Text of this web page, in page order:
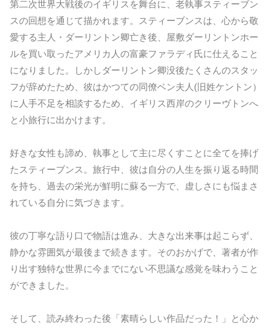
第二次世界大戦後のイギリスを舞台に、老執事スティーブン
スの回想を通じて描かれます。スティーブンスは、心から敬
愛する主人・ダーリントン卿亡き後、屋敷ダーリントンホー
ルを買い取ったアメリカ人の富豪ファラディ氏に仕えること
になりました。しかしダーリントン卿没後たくさんのスタッ
フが辞めたため、彼はかつての同僚ベン夫人(旧姓ケントン）
に人手不足を相談するため、イギリス西岸のクリーヴトンへ
と小旅行に出かけます。
好きな女性も諦め、執事として主に尽くすことに全てを捧げ
たスティーブンス。旅行中、彼は自分の人生を振り返る時間
を持ち、過去の栄光が鮮明に蘇る一方で、虚しさにも悩まさ
れている自分に気づきます。
彼の丁寧な語り口で物語は進み、大きな出来事は起こらず、
静かな雰囲気が最後まで続きます。そのおかげで、著者が作
り出す独特な世界に今までにない不思議な感覚を味わうこと
ができました。
そして、読み終わった後「素晴らしい作品だった！」と心か